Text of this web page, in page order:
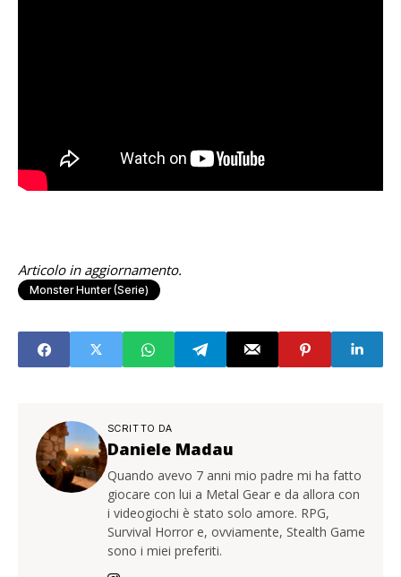
Articolo in aggiornamento.
Monster Hunter (serie)
SCRITTO DA
Daniele Madau
Quando avevo 7 anni mio padre mi ha fatto
giocare con lui a Metal Gear e da allora con
i videogiochi è stato solo amore. RPG,
Survival Horror e, ovviamente, Stealth Game
sono i miei preferiti.